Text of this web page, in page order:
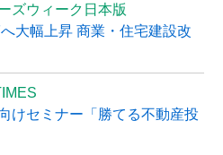
ズウィーク日本版
大幅上昇 商業・住宅建設改
けセミナー「勝てる不動産投